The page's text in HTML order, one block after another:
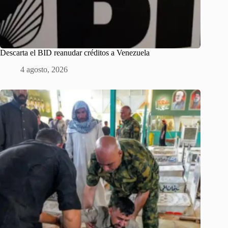
Descarta el BID reanudar créditos a Venezuela
4 agosto, 2026